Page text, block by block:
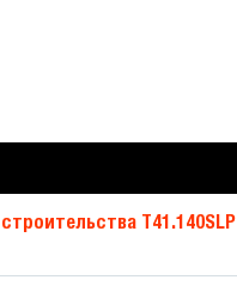
T41.140SLP